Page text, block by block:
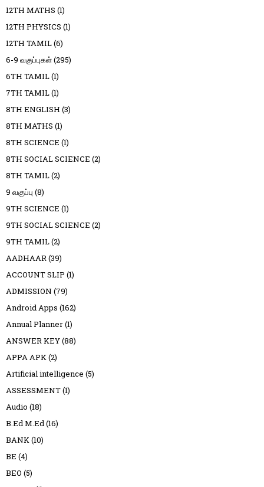
12TH MATHS (1)
12TH PHYSICS (1)
12TH TAMIL(6)
6-9 வகுப்புகள்(295)
6TH TAMIL(1)
7TH TAMIL(1)
8TH ENGLISH (3)
8TH MATHS (1)
8TH SCIENCE (1)
8TH SOCIAL SCIENCE (2)
8TH TAMIL(2)
9 வகுப்பு (8)
9TH SCIENCE (1)
9TH SOCIAL SCIENCE (2)
9TH TAMIL(2)
AADHAAR(39)
ACCOUNT SLIP (1)
ADMISSION (79)
Android Apps (162)
Annual Planner(1)
ANSWER KEY(88)
APPA APK(2)
Artificial intelligence (5)
ASSESSMENT(1)
Audio (18)
B.Ed M.Ed(16)
BANK(10)
BE (4)
BEO (5)